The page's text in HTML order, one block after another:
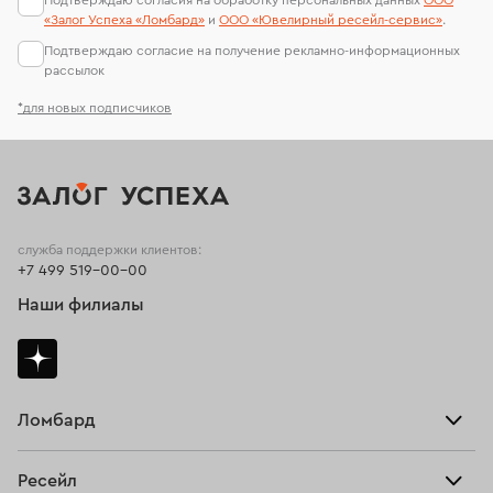
*для новых подписчиков
«Залог Успеха «Ломбард» и ООО «Ювелирный ресейл-сервиc».
Подтверждаю согласие на получение рекламно-информационных
рассылок
Ломбард
Ресейл
служба поддержки клиентов:
+7 499 519-00-00
Наши филиалы